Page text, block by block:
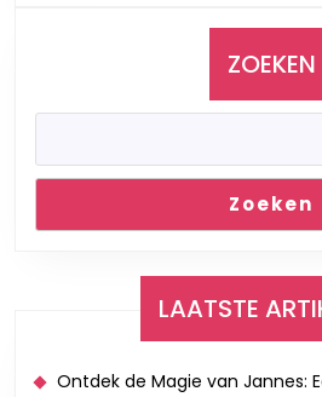
ZOEKEN
Zoeken
LAATSTE
Ontdek de Magie van Jannes: